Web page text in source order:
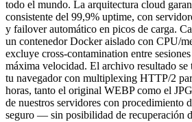
todo el mundo. La arquitectura cloud
consistente del 99,9% uptime, con
y failover automático en picos de carga.
un contenedor Docker aislado con CPU/
excluye cross-contamination entre
máxima velocidad. El archivo resultado se
tu navegador con multiplexing HTTP/2
horas, tanto el original WEBP como el
de nuestros servidores con procedimiento
seguro — sin posibilidad de recuperación